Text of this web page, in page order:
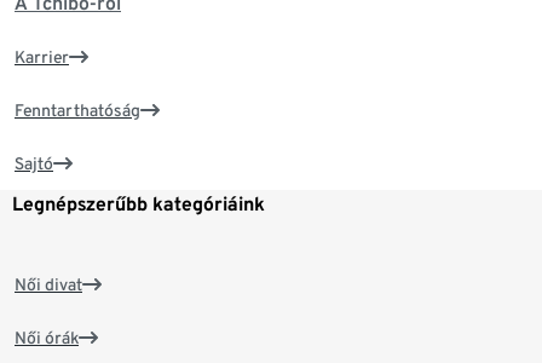
Karrier
Fenntarthatóság
Sajtó
Legnépszerűbb kategóriáink
Női divat
Női órák